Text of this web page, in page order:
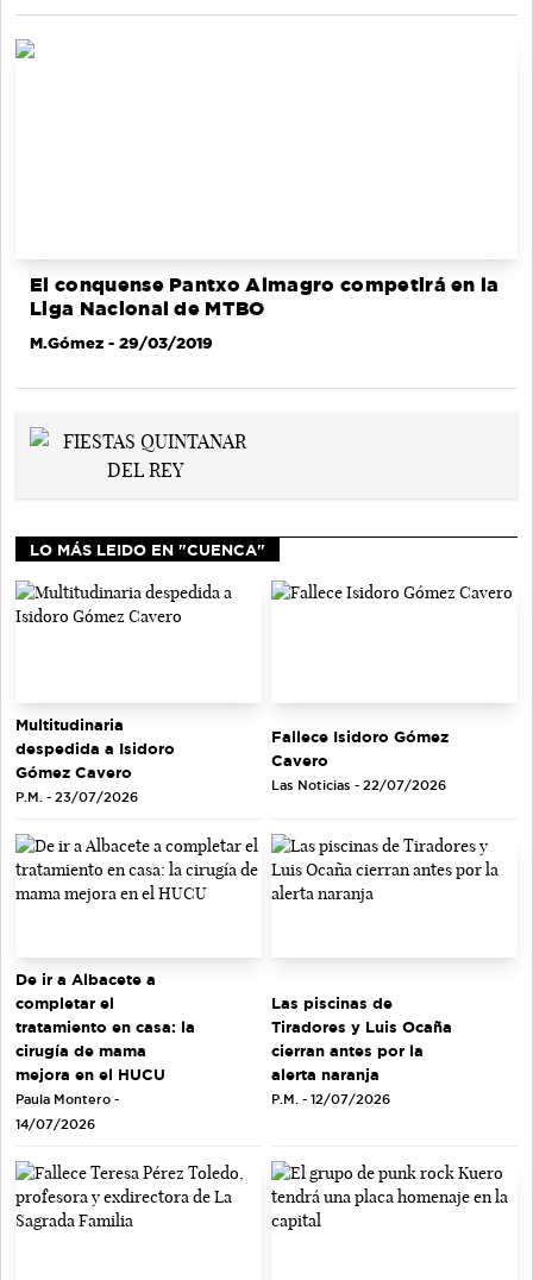
El conquense Pantxo Almagro competirá en la
Liga Nacional de MTBO
M.Gómez - 29/03/2019
LO MÁS LEIDO EN "CUENCA"
Multitudinaria
despedida a Isidoro
Gómez Cavero
P.M. - 23/07/2026
Fallece Isidoro Gómez
Cavero
Las Noticias - 22/07/2026
De ir a Albacete a
completar el
tratamiento en casa: la
cirugía de mama
mejora en el HUCU
Paula Montero -
14/07/2026
Las piscinas de
Tiradores y Luis Ocaña
cierran antes por la
alerta naranja
P.M. - 12/07/2026